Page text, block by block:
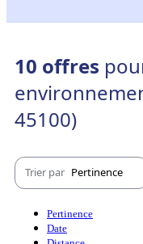
10 offres
45100)
Trier par Pertinence
Pertinence
Date